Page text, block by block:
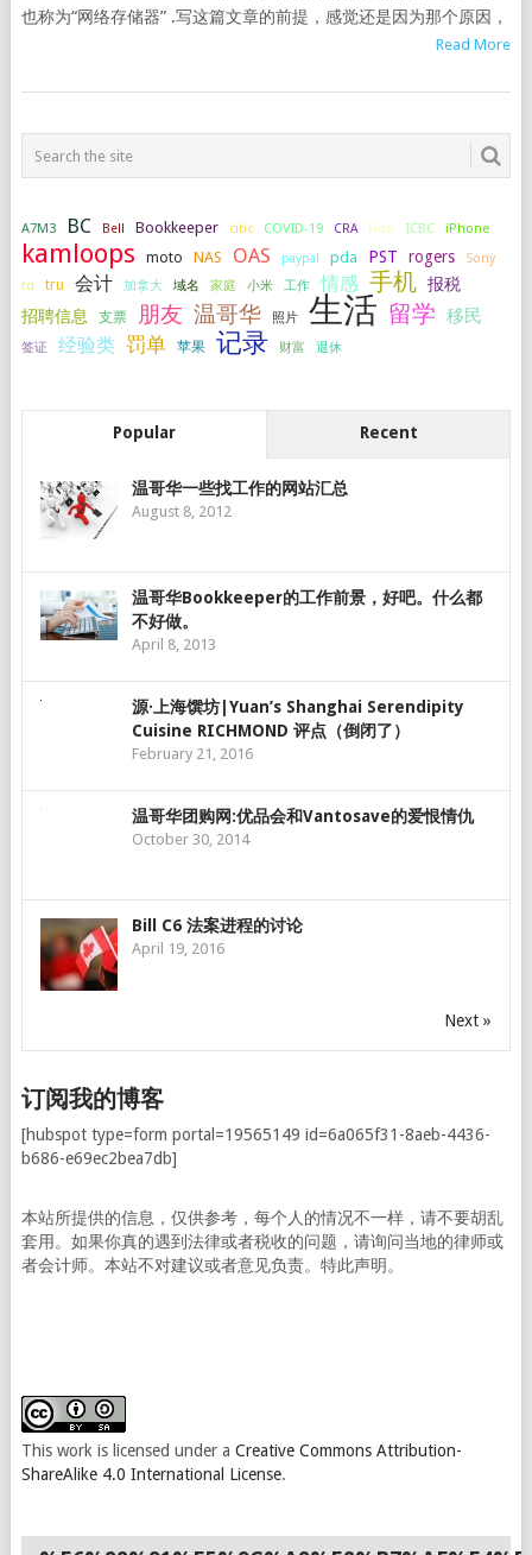
也称为“网络存储器” .写这篇文章的前提，感觉还是因为那个原因，
Read More
A7M3 BC Bell Bookkeeper cibc COVID-19 CRA Fido ICBC iPhone
kamloops moto NAS OAS paypal pda PST rogers
Sony
td
tru 会计 加拿大 域名 家庭 小米 工作 情感 手机 报税
招聘信息
支票 朋友 温哥华 照片 生活 留学 移民
签证 经验类 罚单 苹果 记录 财富 退休
Popular Recent
温哥华一些找工作的网站汇总
August 8, 2012
温哥华Bookkeeper的工作前景，好吧。什么都
不好做。
April 8, 2013
源·上海馔坊|Yuan’s Shanghai Serendipity
Cuisine RICHMOND 评点（倒闭了）
February 21, 2016
温哥华团购网:优品会和Vantosave的爱恨情仇
October 30, 2014
Bill C6 法案进程的讨论
April 19, 2016
Next »
订阅我的博客
[hubspot type=form portal=19565149 id=6a065f31-8aeb-4436-
b686-e69ec2bea7db]
本站所提供的信息，仅供参考，每个人的情况不一样，请不要胡乱
套用。如果你真的遇到法律或者税收的问题，请询问当地的律师或
者会计师。本站不对建议或者意见负责。特此声明。
This work is licensed under a Creative Commons Attribution-
ShareAlike 4.0 International License.